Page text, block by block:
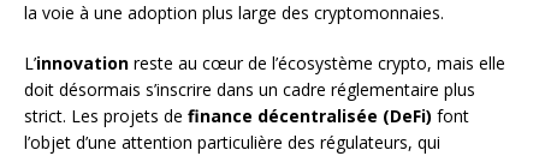
la voie à une adoption plus large des cryptomonnaies.
L’innovation reste au cœur de l’écosystème crypto, mais elle
doit désormais s’inscrire dans un cadre réglementaire plus
strict. Les projets de finance décentralisée (DeFi) font
l’objet d’une attention particulière des régulateurs, qui